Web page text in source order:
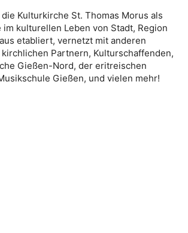
Kulturkirche St. Thomas Morus als
kulturellen Leben von Stadt, Region
etabliert, vernetzt mit anderen
Partnern, Kulturschaffenden,
Gießen-Nord, der eritreischen
Gießen, und vielen mehr!